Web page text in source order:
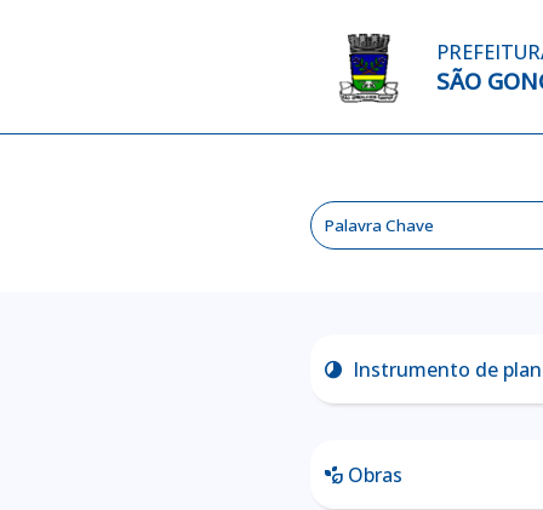
SÃO
clock_loader_60 Instrumento de
temp_preferences_eco Obras